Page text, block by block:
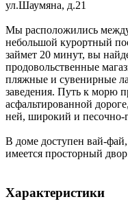
ул.Шаумяна, д.21
Мы расположились
небольшой курортный
займет 20 минут, вы
продовольственные
пляжные и сувенирные
заведения. Путь к морю
асфальтированной
ней, широкий и песочно-
В доме доступен вай-
имеется просторный
Характеристики